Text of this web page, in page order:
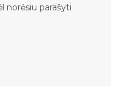
norėsiu parašyti